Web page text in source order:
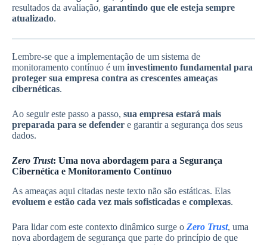
resultados da avaliação, garantindo que ele esteja sempre
atualizado.
Lembre-se que a implementação de um sistema de
monitoramento contínuo é um investimento fundamental para
proteger sua empresa contra as crescentes ameaças
cibernéticas.
Ao seguir este passo a passo, sua empresa estará mais
preparada para se defender e garantir a segurança dos seus
dados.
Zero Trust: Uma nova abordagem para a Segurança
Cibernética e Monitoramento Contínuo
As ameaças aqui citadas neste texto não são estáticas. Elas
evoluem e estão cada vez mais sofisticadas e complexas.
Para lidar com este contexto dinâmico surge o Zero Trust, uma
nova abordagem de segurança que parte do princípio de que